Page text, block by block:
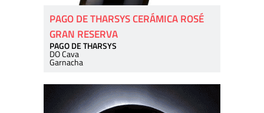
PAGO DE THARSYS CERÁMICA ROSÉ
GRAN RESERVA
PAGO DE THARSYS
DO Cava
Garnacha